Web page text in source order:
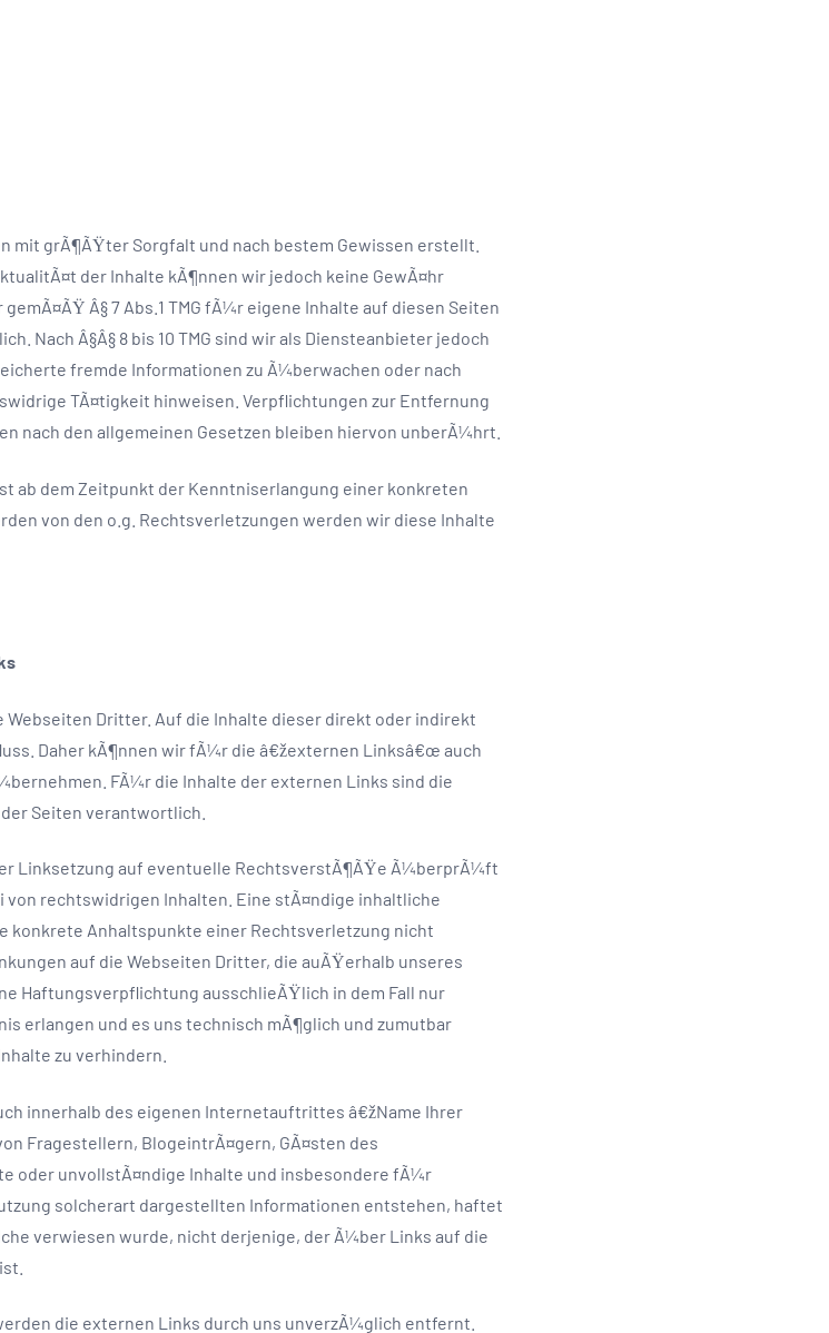
grÃ¶ÃŸter Sorgfalt und nach bestem Gewissen erstellt.
der Inhalte kÃ¶nnen wir jedoch keine GewÃ¤hr
Â§ 7 Abs.1 TMG fÃ¼r eigene Inhalte auf diesen Seiten
Nach Â§Â§ 8 bis 10 TMG sind wir als Diensteanbieter jedoch
fremde Informationen zu Ã¼berwachen oder nach
TÃ¤tigkeit hinweisen. Verpflichtungen zur Entfernung
nach den allgemeinen Gesetzen bleiben hiervon unberÃ¼hrt.
ab dem Zeitpunkt der Kenntniserlangung einer konkreten
von den o.g. Rechtsverletzungen werden wir diese Inhalte
Dritter. Auf die Inhalte dieser direkt oder indirekt
Daher kÃ¶nnen wir fÃ¼r die â€žexternen Linksâ€œ auch
FÃ¼r die Inhalte der externen Links sind die
Seiten verantwortlich.
Linksetzung auf eventuelle RechtsverstÃ¶ÃŸe Ã¼berprÃ¼ft
rechtswidrigen Inhalten. Eine stÃ¤ndige inhaltliche
Anhaltspunkte einer Rechtsverletzung nicht
auf die Webseiten Dritter, die auÃŸerhalb unseres
Haftungsverpflichtung ausschlieÃŸlich in dem Fall nur
erlangen und es uns technisch mÃ¶glich und zumutbar
zu verhindern.
innerhalb des eigenen Internetauftrittes â€žName Ihrer
Fragestellern, BlogeintrÃ¤gern, GÃ¤sten des
oder unvollstÃ¤ndige Inhalte und insbesondere fÃ¼r
solcherart dargestellten Informationen entstehen, haftet
verwiesen wurde, nicht derjenige, der Ã¼ber Links auf die
die externen Links durch uns unverzÃ¼glich entfernt.